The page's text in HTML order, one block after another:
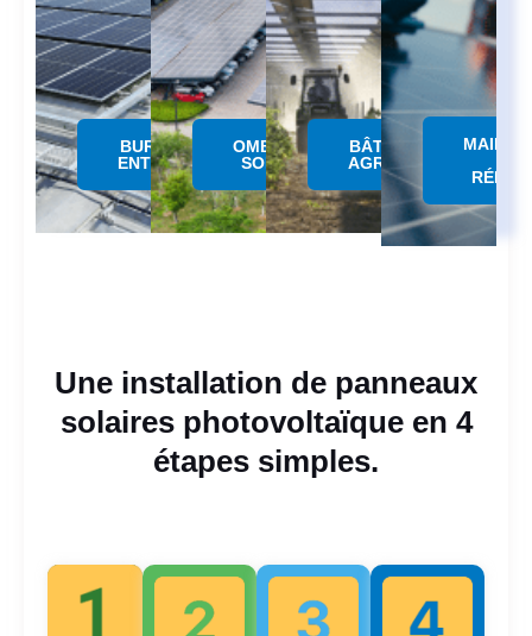
BUREAUX &
ENTREPÔTS
OMBRIERE
SOLAIRE
BÂTIMENTS
AGRICOLES
Une installation de panneaux
solaires photovoltaïque en 4
étapes simples.